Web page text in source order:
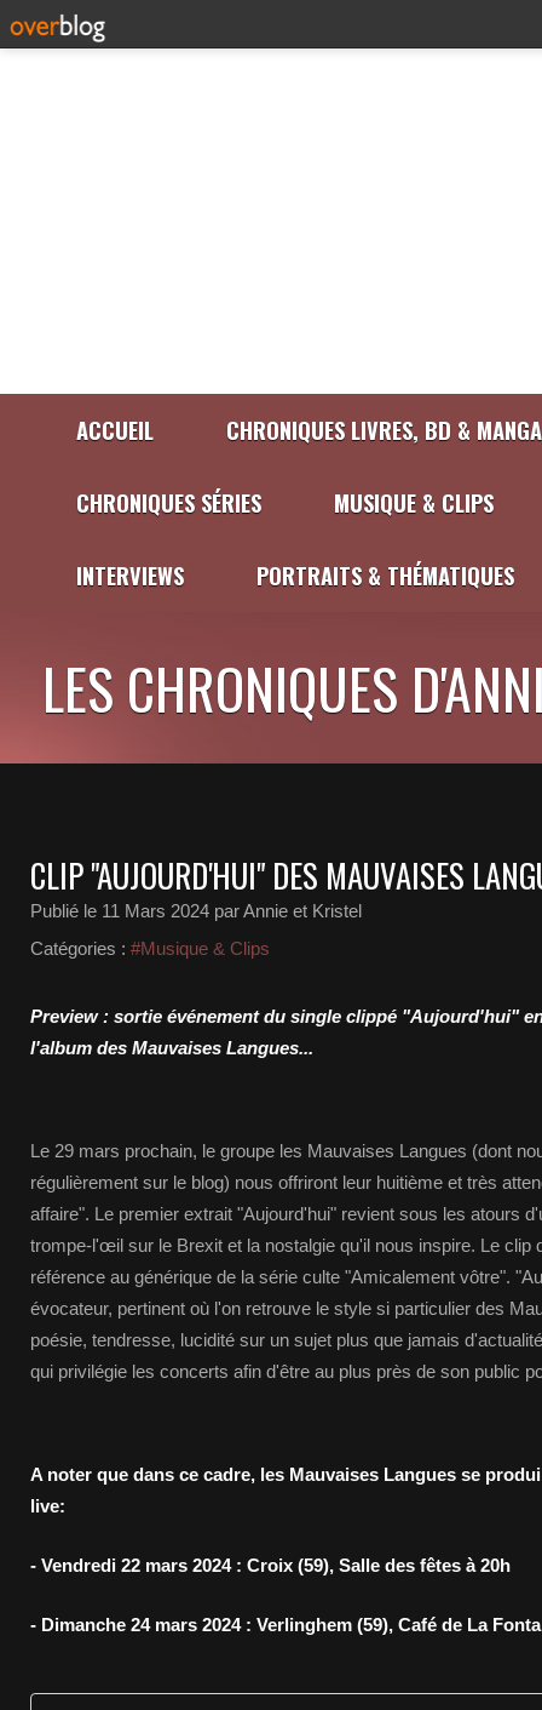
ACCUEIL CHRONIQUES LIVRES, BD &
CHRONIQUES SÉRIES MUSIQUE & CLIPS
INTERVIEWS PORTRAITS & THÉMATIQUES
LES CHRONIQUES
CLIP "AUJOURD'HUI" DES MAUVAISES
Publié le 11 Mars 2024 par Annie et Kristel
Catégories : #Musique & Clips
Preview : sortie événement du single clippé "Aujourd'hui"
l'album des Mauvaises Langues...
Le 29 mars prochain, le groupe les Mauvaises Langues (dont
régulièrement sur le blog) nous offriront leur huitième et très
affaire". Le premier extrait "Aujourd'hui" revient sous les atours
trompe-l'œil sur le Brexit et la nostalgie qu'il nous inspire. Le clip
référence au générique de la série culte "Amicalement vôtre".
évocateur, pertinent où l'on retrouve le style si particulier des
poésie, tendresse, lucidité sur un sujet plus que jamais
qui privilégie les concerts afin d'être au plus près de son public
A noter que dans ce cadre, les Mauvaises Langues se
live:
- Vendredi 22 mars 2024 : Croix (59), Salle des fêtes à 20h
- Dimanche 24 mars 2024 : Verlinghem (59), Café de La